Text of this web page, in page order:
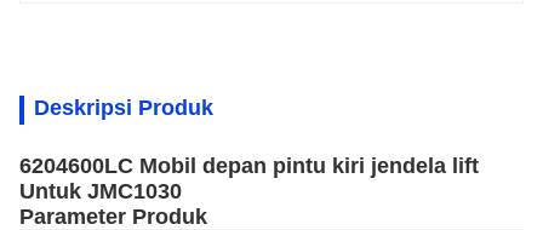
Deskripsi Produk
6204600LC Mobil depan pintu kiri jendela lift
Untuk JMC1030
Parameter Produk